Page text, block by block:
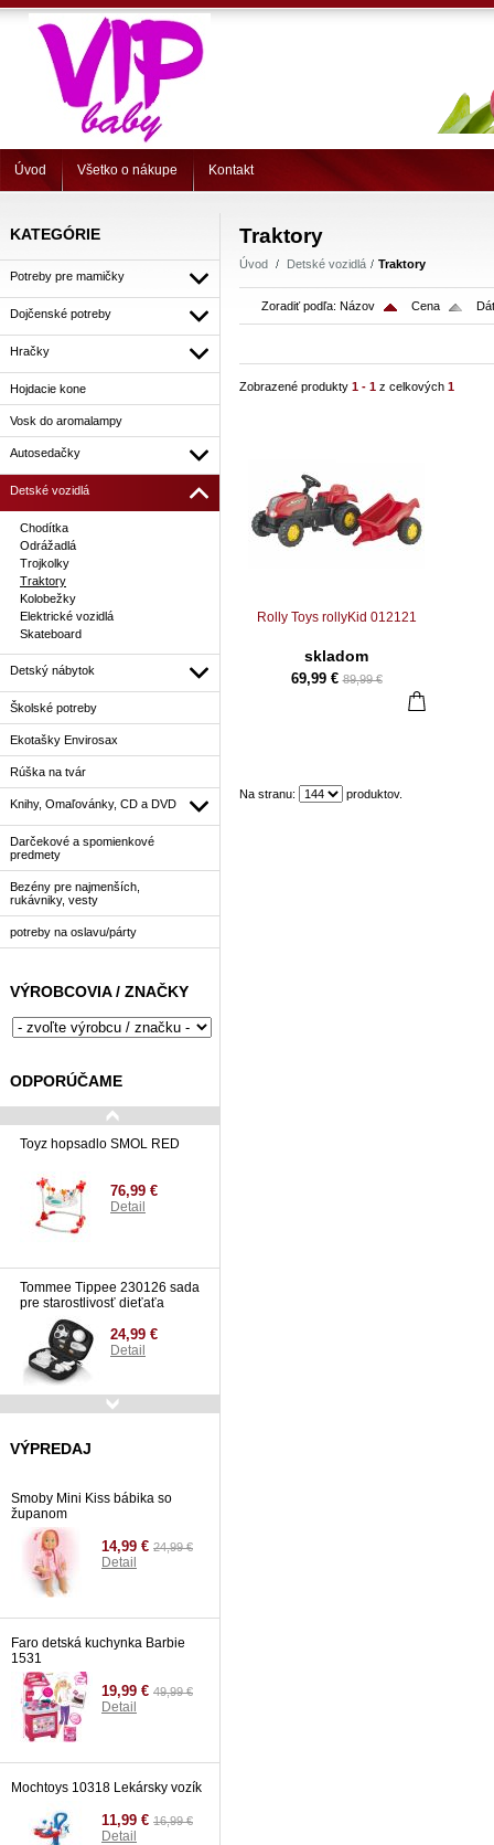
Úvod Všetko o nákupe Kontakt
KATEGÓRIE
Potreby pre mamičky
Dojčenské potreby
Hračky
Hojdacie kone
Vosk do aromalampy
Autosedačky
Detské vozidlá
Chodítka
Odrážadlá
Trojkolky
Traktory
Kolobežky
Elektrické vozidlá
Skateboard
Detský nábytok
Školské potreby
Ekotašky Envirosax
Rúška na tvár
Knihy, Omaľovánky, CD a DVD
Darčekové a spomienkové
predmety
Bezény pre najmenších,
rukávniky, vesty
potreby na oslavu/párty
VÝROBCOVIA / ZNAČKY
ODPORÚČAME
Toyz hopsadlo SMOL RED
76,99 €
Detail
Tommee Tippee 230126 sada
pre starostlivosť dieťaťa
24,99 €
Detail
bradaviek, 1 pár
Detail
VÝPREDAJ
Smoby Mini Kiss bábika so
županom
14,99 € 24,99 €
Detail
Faro detská kuchynka Barbie
1531
19,99 € 49,99 €
Detail
Mochtoys 10318 Lekársky vozík
11,99 € 16,99 €
Detail
Traktory
Úvod Detské vozidlá Traktory
Zoradiť podľa: Názov Cena
Zobrazené produkty 1 - 1 z celkových 1
Rolly Toys rollyKid 012121
skladom
69,99 €89,99 €
Na stranu: produktov.